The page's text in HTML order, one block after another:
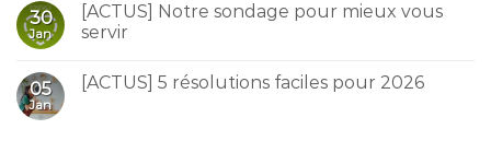
30
Jan
[ACTUS] Notre sondage pour mieux vous
servir
05
Jan
[ACTUS] 5 résolutions faciles pour 2026